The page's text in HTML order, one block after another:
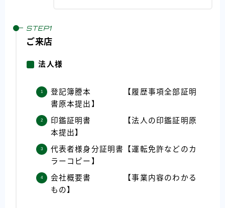
ご来店
法人様
登記簿謄本 【履歴事項全部証明
書原本提出】
印鑑証明書 【法人の印鑑証明原
本提出】
代表者様身分証明書【運転免許などのカ
ラーコピー】
会社概要書 【事業内容のわかる
もの】